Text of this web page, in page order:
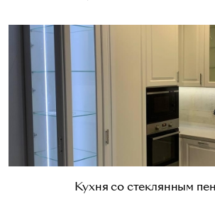
Кухня со стеклянным